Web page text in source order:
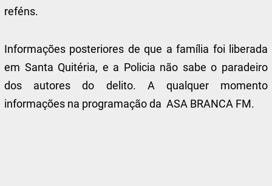
reféns.
Informações posteriores de que a família foi liberada
em Santa Quitéria, e a Policia não sabe o paradeiro
dos autores do delito. A qualquer momento
informações na programação da ASA BRANCA FM.